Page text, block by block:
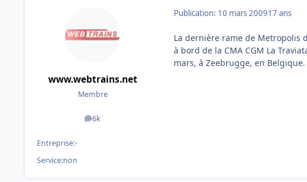
www.webtrains.net
Membre
6k
messages
Entreprise:-
Service:non
Publication: 10 mars 200917 ans
La dernière rame de Metropolis
à bord de la CMA CGM La
mars, à Zeebrugge, en Belgique.